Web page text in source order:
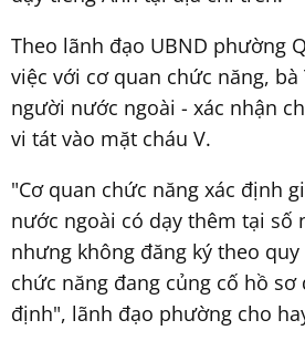
Theo lãnh đạo UBND phường
việc với cơ quan chức năng, bà
người nước ngoài - xác nhận
vi tát vào mặt cháu V.
"Cơ quan chức năng xác định
nước ngoài có dạy thêm tại số
nhưng không đăng ký theo
chức năng đang củng cố hồ
định", lãnh đạo phường cho